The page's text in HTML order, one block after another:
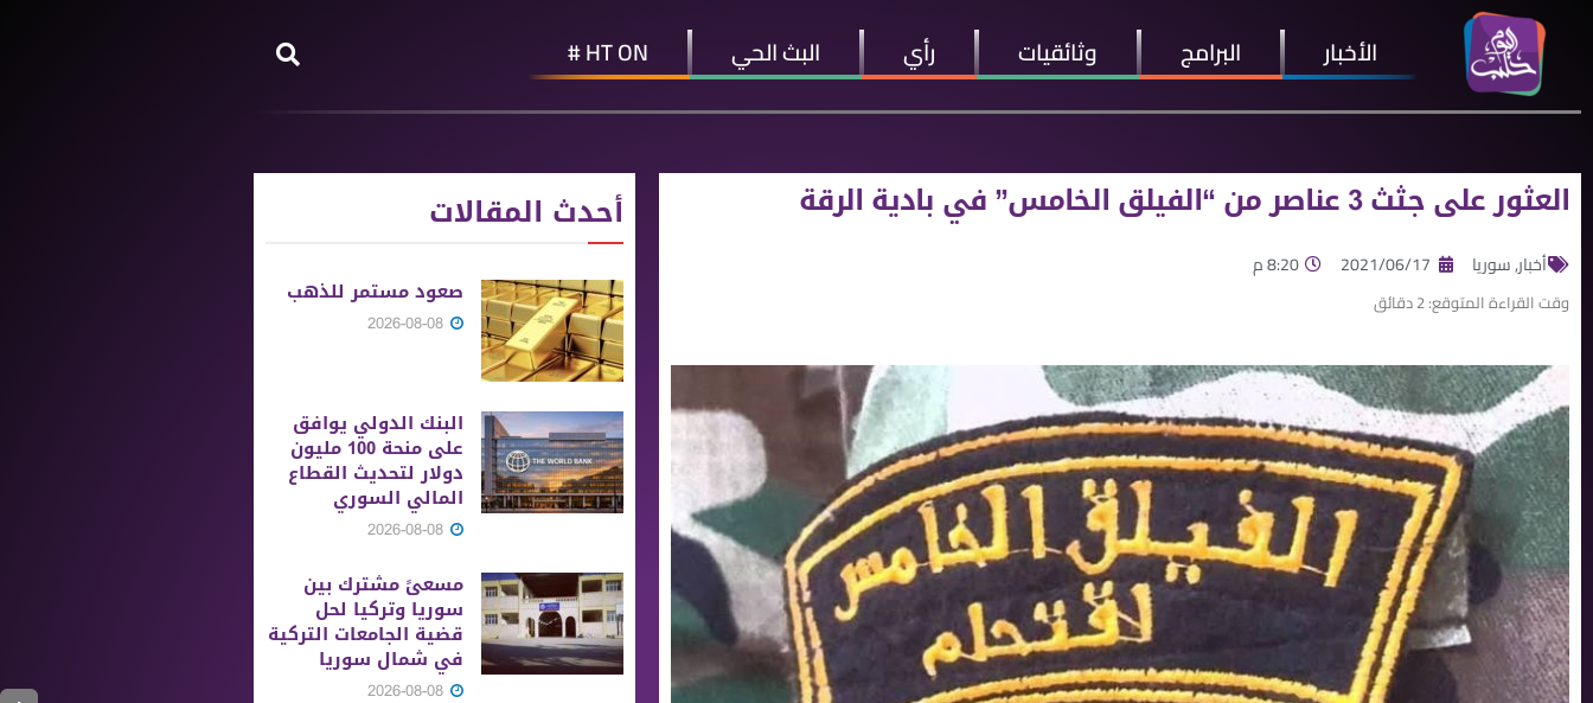
الأخبار البرامج وثائقيات رأي البث الحي HT ON #
العثور على جثث 3 عناصر من “الفيلق الخامس” في بادية الرقة
أخبار,سوريا 2021/06/17 8:20 م
وقت القراءة المتوقع:2دقائق
أحدث المقالات
صعود مستمر للذهب
البنك الدولي يوافق
على منحة 100 مليون
دولار لتحديث القطاع
المالي السوري
مسعىً مشترك بين
سوريا وتركيا لحل
قضية الجامعات التركية
في شمال سوريا